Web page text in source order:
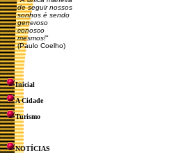
de seguir nossos
sonhos é sendo
generoso
conosco
mesmos!"
(Paulo Coelho)
Inicial
A Cidade
Turismo
NOTÍCIAS